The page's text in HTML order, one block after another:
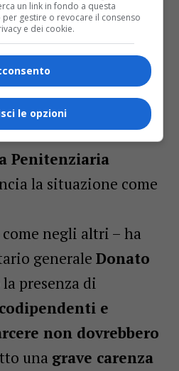
assegnazioni
quotidiane
”.
del sindacato
delSindacato
Penitenziaria
la situazione come
negli altri – ha
generale Donato
presenza di
e
non dovrebbero
una grave carenza
un link in fondo a questa
gestire o revocare il consenso
e dei cookie.
le opzioni